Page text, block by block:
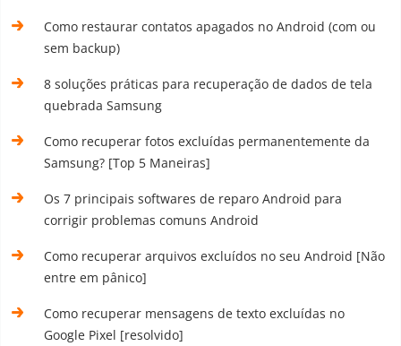
Como restaurar contatos apagados no Android (com ou
sem backup)
8 soluções práticas para recuperação de dados de tela
quebrada Samsung
Como recuperar fotos excluídas permanentemente da
Samsung? [Top 5 Maneiras]
Os 7 principais softwares de reparo Android para
corrigir problemas comuns Android
Como recuperar arquivos excluídos no seu Android [Não
entre em pânico]
Como recuperar mensagens de texto excluídas no
Google Pixel [resolvido]